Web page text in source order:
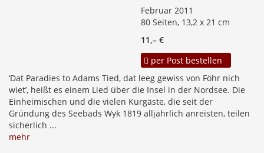
Februar 2011
80 Seiten, 13,2 x 21 cm
11,– €
per Post bestellen
‘Dat Paradies to Adams Tied, dat leeg gewiss von Föhr nich
wiet’, heißt es einem Lied über die Insel in der Nordsee. Die
Einheimischen und die vielen Kurgäste, die seit der
Gründung des Seebads Wyk 1819 alljährlich anreisten, teilen
sicherlich ...
mehr